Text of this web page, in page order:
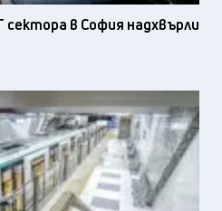
в София надхвърли